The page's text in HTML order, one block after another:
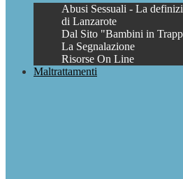
Abusi Sessuali - La
di Lanzarote
Dal Sito "Bambini in
La Segnalazione
Risorse On Line
Maltrattamenti